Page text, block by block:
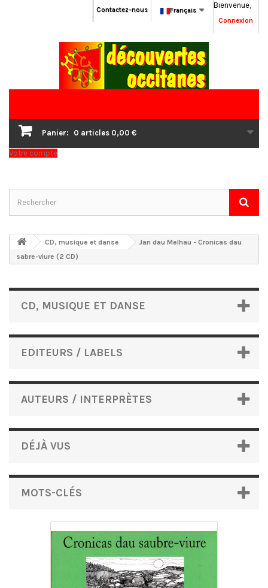
Bienvenue,
Connexion
Français
Contactez-nous
Panier: 0 articles 0,00 €
Votre compte
CD, musique et danse
Jan dau Melhau - Cronicas dau
sabre-viure (2 CD)
CD, MUSIQUE ET DANSE
EDITEURS / LABELS
AUTEURS / INTERPRÈTES
DÉJÀ VUS
MOTS-CLÉS